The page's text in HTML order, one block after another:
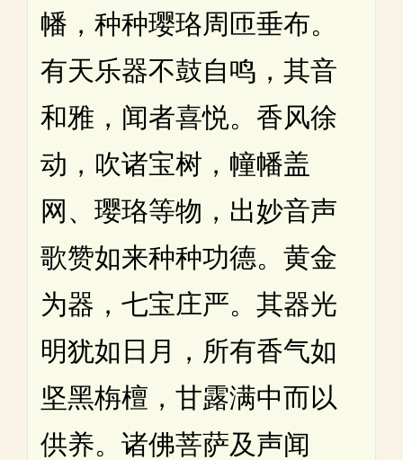
幡，种种璎珞周匝垂布。
有天乐器不鼓自鸣，其音
和雅，闻者喜悦。香风徐
动，吹诸宝树，幢幡盖
网、璎珞等物，出妙音声
歌赞如来种种功德。黄金
为器，七宝庄严。其器光
明犹如日月，所有香气如
坚黑栴檀，甘露满中而以
供养。诸佛菩萨及声闻